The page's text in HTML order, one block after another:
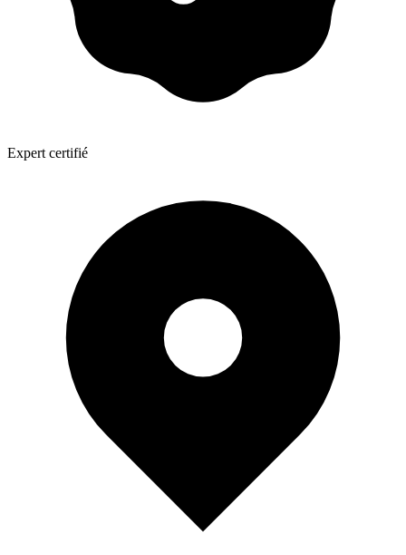
Expert certifié